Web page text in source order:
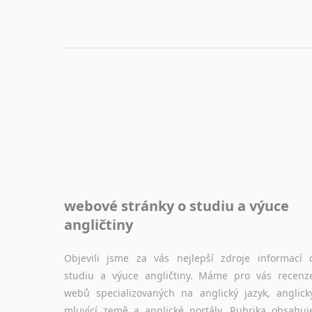
webové stránky o studiu a výuce
angličtiny
Objevili jsme za vás nejlepší zdroje informací
studiu a výuce angličtiny. Máme pro vás
webů specializovaných na anglický jazyk,